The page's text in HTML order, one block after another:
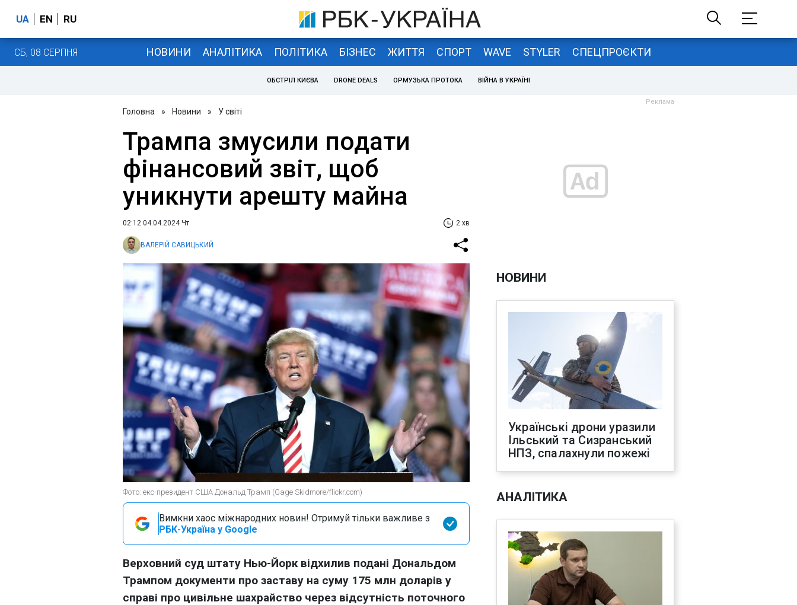
UA EN RU
СБ, 08 СЕРПНЯ НОВИНИ АНАЛІТИКА ПОЛІТИКА БІЗНЕС ЖИТТЯ СПОРТ WAVE STYLER СПЕЦПРОЄКТИ
ОБСТРІЛ КИЄВА DRONE DEALS ОРМУЗЬКА ПРОТОКА ВІЙНА В УКРАЇНІ
Головна » Новини » У світі
Трампа змусили подати
фінансовий звіт, щоб
уникнути арешту майна
02:12 04.04.2024 Чт 2 хв
ВАЛЕРІЙ САВИЦЬКИЙ
Фото: екс-президент США Дональд Трамп (Gage Skidmore/flickr.com)
Вимкни хаос міжнародних новин! Отримуй тільки важливе з
РБК-Україна у Google
Верховний суд штату Нью-Йорк відхилив подані Дональдом
Трампом документи про заставу на суму 175 млн доларів у
справі про цивільне шахрайство через відсутність поточного
НОВИНИ
Українські дрони уразили
Ільський та Сизранський
НПЗ, спалахнули пожежі
АНАЛІТИКА